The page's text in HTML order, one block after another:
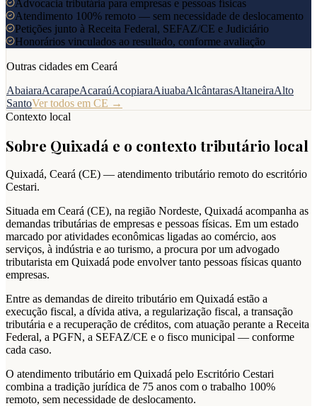
Advocacia tributária para empresas e pessoas físicas
Atendimento 100% remoto — sem necessidade de deslocamento
Petições junto à Receita Federal, SEFAZ/CE e Judiciário
Honorários vinculados ao resultado, conforme avaliação
Outras cidades em Ceará
AbaiaraAcarapeAcaraúAcopiaraAiuabaAlcântarasAltaneiraAlto
SantoVer todos em CE →
Contexto local
Sobre Quixadá e o contexto tributário local
Quixadá, Ceará (CE) — atendimento tributário remoto do escritório
Cestari.
Situada em Ceará (CE), na região Nordeste, Quixadá acompanha as
demandas tributárias de empresas e pessoas físicas. Em um estado
marcado por atividades econômicas ligadas ao comércio, aos
serviços, à indústria e ao turismo, a procura por um advogado
tributarista em Quixadá pode envolver tanto pessoas físicas quanto
empresas.
Entre as demandas de direito tributário em Quixadá estão a
execução fiscal, a dívida ativa, a regularização fiscal, a transação
tributária e a recuperação de créditos, com atuação perante a Receita
Federal, a PGFN, a SEFAZ/CE e o fisco municipal — conforme
cada caso.
O atendimento tributário em Quixadá pelo Escritório Cestari
combina a tradição jurídica de 75 anos com o trabalho 100%
remoto, sem necessidade de deslocamento.